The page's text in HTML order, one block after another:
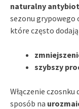
naturalny
sezonu grypowego
które często
szybszy
Włączenie
sposób na